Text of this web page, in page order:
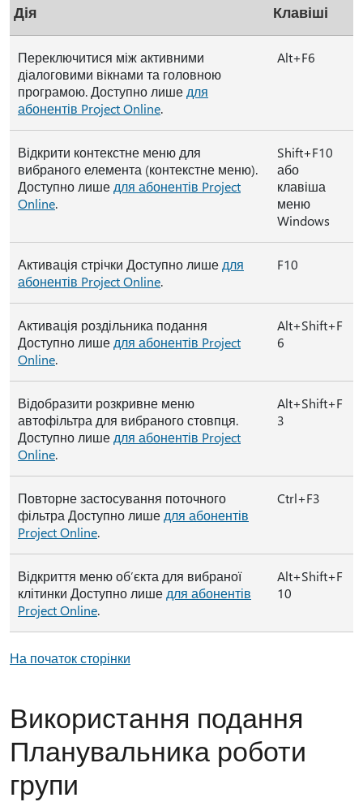
Дія Клавіші
Переключитися між активними
діалоговими вікнами та головною
програмою. Доступно лише для
абонентів Project Online.
Alt+F6
Відкрити контекстне меню для
вибраного елемента (контекстне меню).
Доступно лише для абонентів Project
Online.
Shift+F10
або
клавіша
меню
Windows
Активація стрічки Доступно лише для
абонентів Project Online.
F10
Активація роздільника подання
Доступно лише для абонентів Project
Online.
Alt+Shift+F
6
Відобразити розкривне меню
автофільтра для вибраного стовпця.
Доступно лише для абонентів Project
Online.
Alt+Shift+F
3
Повторне застосування поточного
фільтра Доступно лише для абонентів
Project Online.
Ctrl+F3
Відкриття меню об’єкта для вибраної
клітинки Доступно лише для абонентів
Project Online.
Alt+Shift+F
10
На початок сторінки
Використання подання
Планувальника роботи
групи